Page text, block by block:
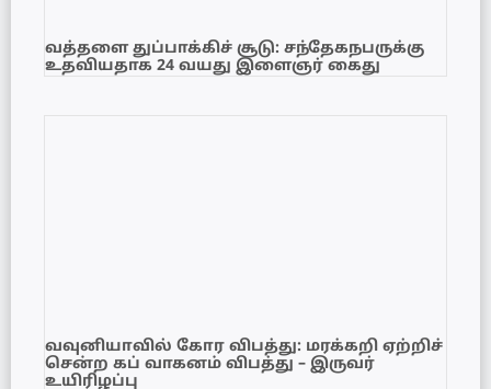
வத்தளை துப்பாக்கிச் சூடு: சந்தேகநபருக்கு
உதவியதாக 24 வயது இளைஞர் கைது
வவுனியாவில் கோர விபத்து: மரக்கறி ஏற்றிச்
சென்ற கப் வாகனம் விபத்து – இருவர்
உயிரிழப்பு